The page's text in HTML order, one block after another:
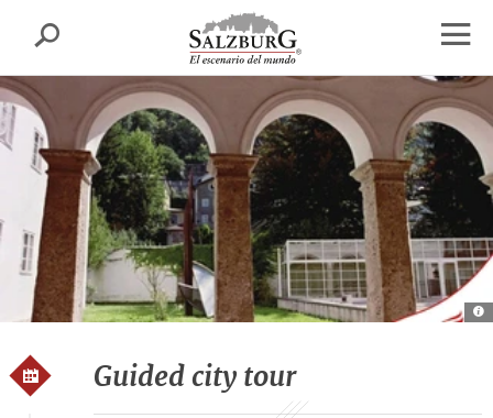
sr.skipnav.Zum
Inhalt
springen
sr.skipnav.Zum
Hauptmenü
springen
sr.skipnav.Zu
den
Kontaktinformationen
busca
el
Guided city tour